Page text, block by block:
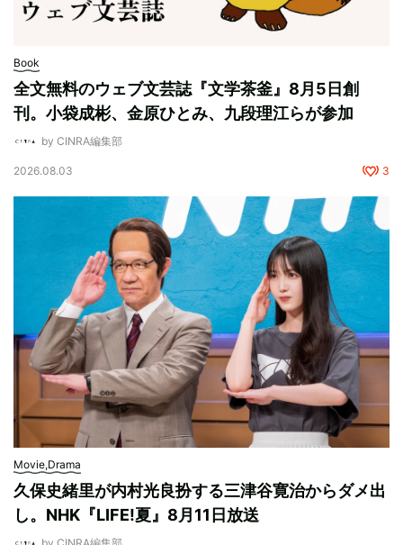
Book
全文無料のウェブ文芸誌『文学茶釜』8月5日創
刊。小袋成彬、金原ひとみ、九段理江らが参加
by CINRA編集部
2026.08.03 3
Movie,Drama
久保史緒里が内村光良扮する三津谷寛治からダメ出
し。NHK『LIFE!夏』8月11日放送